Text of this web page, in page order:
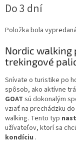
cena:
Do 3 dní
Položka bola
Nordic walking
trekingové
Snívate o turistike po
spôsob, ako aktívne
GOAT sú dokonalým
vziať na prechádzku
walking. Tento typ
užívateľov, ktorí sa
kondíciu .